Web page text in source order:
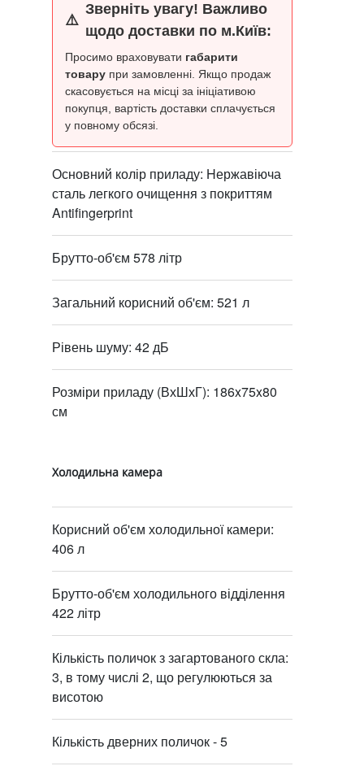
⚠️
Зверніть увагу! Важливо
щодо доставки по м.Київ:
Просимо враховувати габарити
товару при замовленні. Якщо продаж
скасовується на місці за ініціативою
покупця, вартість доставки сплачується
у повному обсязі.
Основний колір приладу: Hержавіюча
сталь легкого очищення з покриттям
Antifingerprint
Брутто-об'єм 578 літр
Загальний корисний об'єм: 521 л
Рівень шуму: 42 дБ
Розміри приладу (ВхШхГ): 186x75x80
см
Холодильна камера
Корисний об'єм холодильної камери:
406 л
Брутто-об'єм холодильного відділення
422 літр
Кількість поличок з загартованого скла:
3, в тому числі 2, що регулюються за
висотою
Кількість дверних поличок - 5